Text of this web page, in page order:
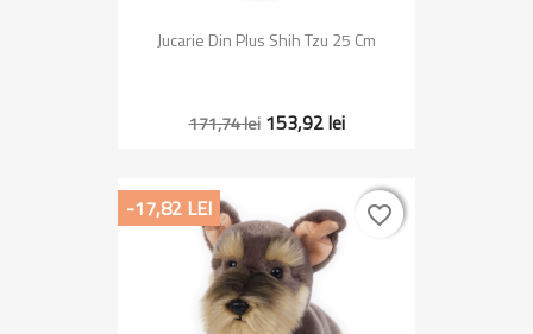
Jucarie Din Plus Shih Tzu 25 Cm
171,74 lei 153,92 lei
-17,82 LEI favorite_border
favorite_border